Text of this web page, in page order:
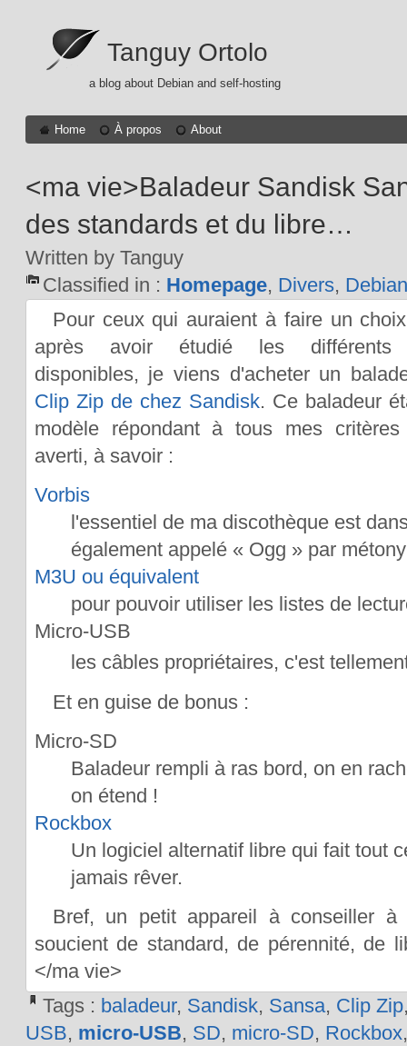
Tanguy Ortolo
a blog about Debian and self-hosting
Home À propos About
<ma vie>Baladeur Sandisk
des standards et du libre…
Written by Tanguy
Classified in : Homepage, Divers,
Pour ceux qui auraient à faire un
après avoir étudié les différents
disponibles, je viens d'acheter un
Clip Zip de chez Sandisk. Ce baladeur
modèle répondant à tous mes
averti, à savoir :
Vorbis
l'essentiel de ma discothèque est
également appelé « Ogg » par
M3U ou équivalent
pour pouvoir utiliser les listes de
Micro-USB
les câbles propriétaires, c'est
Et en guise de bonus :
Micro-SD
Baladeur rempli à ras bord, on en
on étend !
Rockbox
Un logiciel alternatif libre qui fait tout
jamais rêver.
Bref, un petit appareil à conseiller
soucient de standard, de pérennité, de
</ma vie>
Tags : baladeur, Sandisk, Sansa, Clip Zip
USB, micro-USB, SD, micro-SD, Rockbox